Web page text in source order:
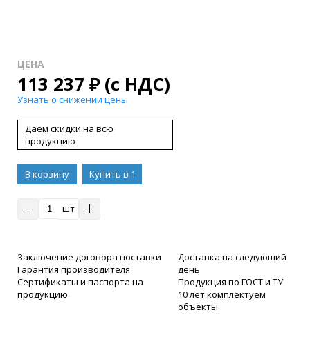
ЦЕНА
113 237 ₽(с НДС)
Узнать о снижении цены
Даём скидки на всю
продукцию
В корзину
Купить в 1
шт
Заключение договора поставки
Гарантия производителя
Сертификаты и паспорта на
продукцию
Доставка на следующий
день
Продукция по ГОСТ и ТУ
10 лет комплектуем
объекты